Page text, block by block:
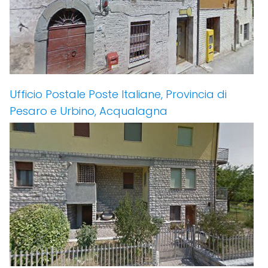
Ufficio Postale Poste Italiane, Provincia di
Pesaro e Urbino, Acqualagna